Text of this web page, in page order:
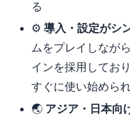
る
⚙️導入・設定がシ
ムをプレイしなが
インを採用してお
すぐに使い始めら
🌏 アジア・日本向